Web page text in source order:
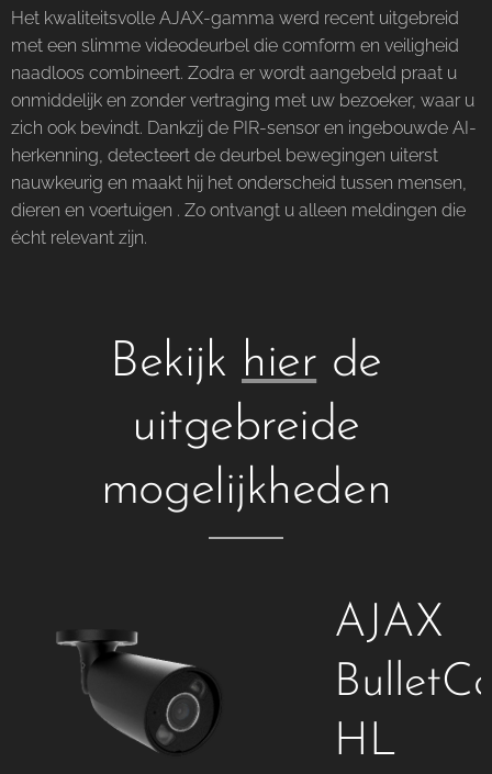
Het kwaliteitsvolle AJAX-gamma werd recent uitgebreid
met een slimme videodeurbel die comform en veiligheid
naadloos combineert. Zodra er wordt aangebeld praat u
onmiddelijk en zonder vertraging met uw bezoeker, waar u
zich ook bevindt. Dankzij de PIR-sensor en ingebouwde AI-
herkenning, detecteert de deurbel bewegingen uiterst
nauwkeurig en maakt hij het onderscheid tussen mensen,
dieren en voertuigen . Zo ontvangt u alleen meldingen die
écht relevant zijn.
Bekijk hier de
uitgebreide
mogelijkheden
AJAX
HL